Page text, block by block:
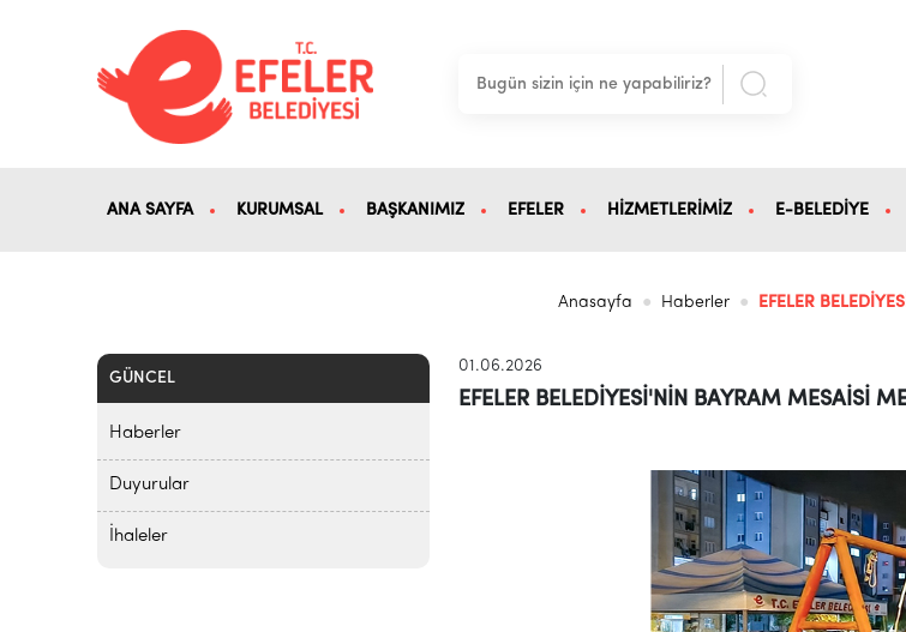
ANA SAYFA KURUMSAL BAŞKANIMIZ EFELER HİZMETLERİMİZ E-BELEDİYE
Anasayfa Haberler EFELER
GÜNCEL
Haberler
Duyurular
İhaleler
01.06.2026
EFELER BELEDİYESİ'NİN BAYRAM MESAİSİ